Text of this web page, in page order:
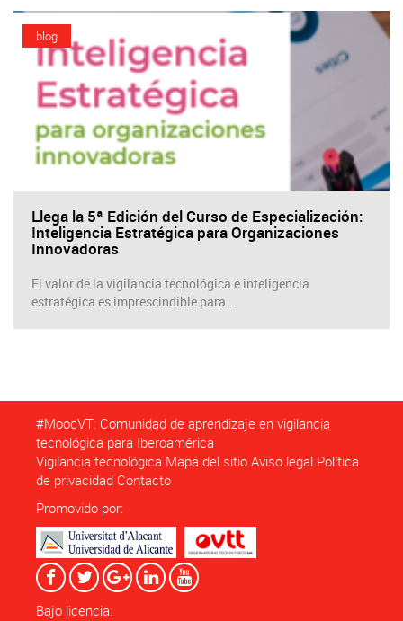
blog
Llega la 5ª Edición del Curso de Especialización:
Inteligencia Estratégica para Organizaciones
Innovadoras
El valor de la vigilancia tecnológica e inteligencia
estratégica es imprescindible para…
#MoocVT: Comunidad de aprendizaje en vigilancia
tecnológica para Iberoamérica
Vigilancia tecnológica Mapa del sitio Aviso legal Política
de privacidad Contacto
Promovido por:
Bajo licencia: